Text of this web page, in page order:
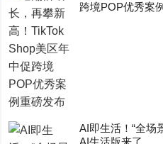
跨境POP优秀案
AI即生活！“全场
AI生活版来了